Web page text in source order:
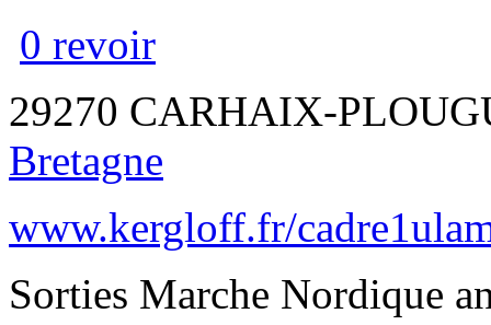
0 revoir
29270 CARHAIX-
Bretagne
www.kergloff.fr/
Sorties Marche Nordique